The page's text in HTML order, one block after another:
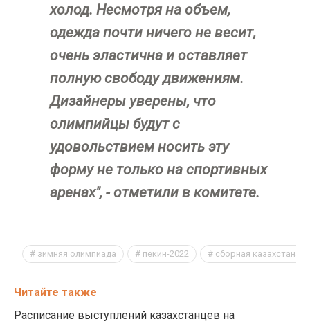
холод. Несмотря на объем,
одежда почти ничего не весит,
очень эластична и оставляет
полную свободу движениям.
Дизайнеры уверены, что
олимпийцы будут с
удовольствием носить эту
форму не только на спортивных
аренах", - отметили в комитете.
зимняя олимпиада пекин-2022 сборная казахстана
Читайте также
Расписание выступлений казахстанцев на